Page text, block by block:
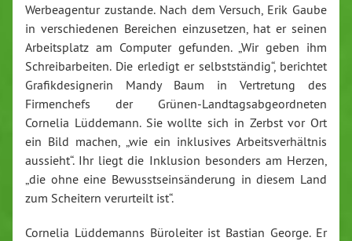
Werbeagentur zustande. Nach dem Versuch, Erik Gaube
in verschiedenen Bereichen einzusetzen, hat er seinen
Arbeitsplatz am Computer gefunden. „Wir geben ihm
Schreibarbeiten. Die erledigt er selbstständig“, berichtet
Grafikdesignerin Mandy Baum in Vertretung des
Firmenchefs der Grünen-Landtagsabgeordneten
Cornelia Lüddemann. Sie wollte sich in Zerbst vor Ort
ein Bild machen, „wie ein inklusives Arbeitsverhältnis
aussieht“. Ihr liegt die Inklusion besonders am Herzen,
„die ohne eine Bewusstseinsänderung in diesem Land
zum Scheitern verurteilt ist“.
Cornelia Lüddemanns Büroleiter ist Bastian George. Er